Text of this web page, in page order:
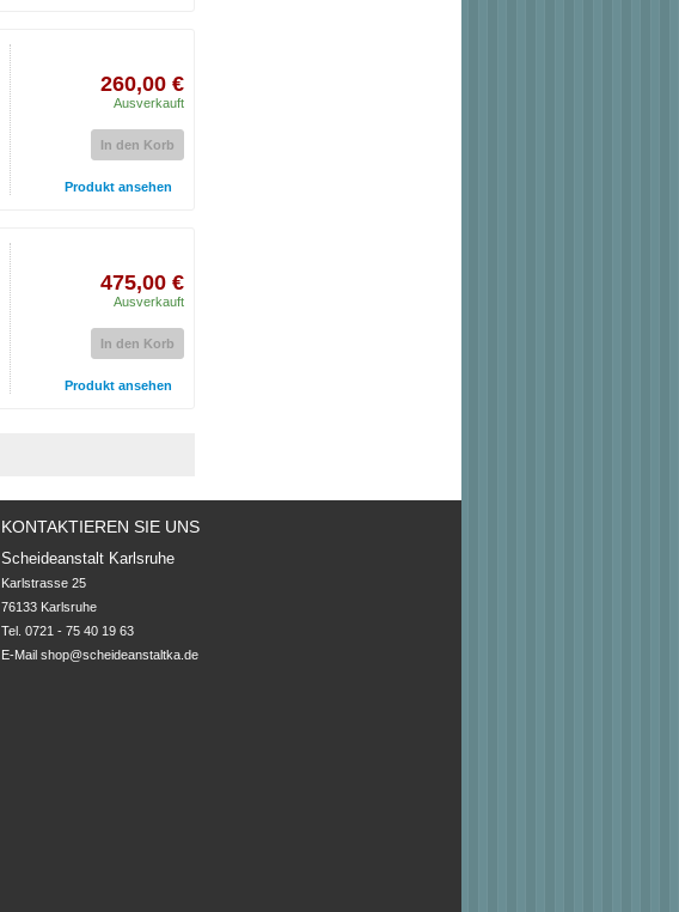
260,00 €
Ausverkauft
In den Korb
Produkt ansehen
475,00 €
Ausverkauft
In den Korb
Produkt ansehen
KONTAKTIEREN SIE UNS
Scheideanstalt Karlsruhe
Karlstrasse 25
76133 Karlsruhe
Tel. 0721 - 75 40 19 63
E-Mail shop@scheideanstaltka.de